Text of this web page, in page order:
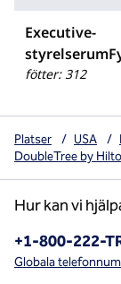
Executive-
fötter: 312
Platser / USA /
DoubleTree by
Hur kan vi
Telefon:
+1-800-222-
Globala